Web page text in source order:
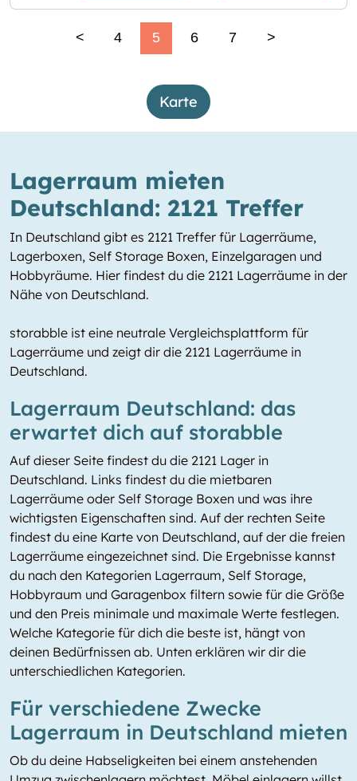
< 4 5 6 7 >
Karte
Lagerraum mieten
Deutschland: 2121 Treffer
In Deutschland gibt es 2121 Treffer für Lagerräume,
Lagerboxen, Self Storage Boxen, Einzelgaragen und
Hobbyräume. Hier findest du die 2121 Lagerräume in der
Nähe von Deutschland.
storabble ist eine neutrale Vergleichsplattform für
Lagerräume und zeigt dir die 2121 Lagerräume in
Deutschland.
Lagerraum Deutschland: das
erwartet dich auf storabble
Auf dieser Seite findest du die 2121 Lager in
Deutschland. Links findest du die mietbaren
Lagerräume oder Self Storage Boxen und was ihre
wichtigsten Eigenschaften sind. Auf der rechten Seite
findest du eine Karte von Deutschland, auf der die freien
Lagerräume eingezeichnet sind. Die Ergebnisse kannst
du nach den Kategorien Lagerraum, Self Storage,
Hobbyraum und Garagenbox filtern sowie für die Größe
und den Preis minimale und maximale Werte festlegen.
Welche Kategorie für dich die beste ist, hängt von
deinen Bedürfnissen ab. Unten erklären wir dir die
unterschiedlichen Kategorien.
Für verschiedene Zwecke
Lagerraum in Deutschland mieten
Ob du deine Habseligkeiten bei einem anstehenden